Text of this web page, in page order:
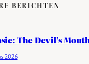
BERICHTEN
The Devil’s
2026